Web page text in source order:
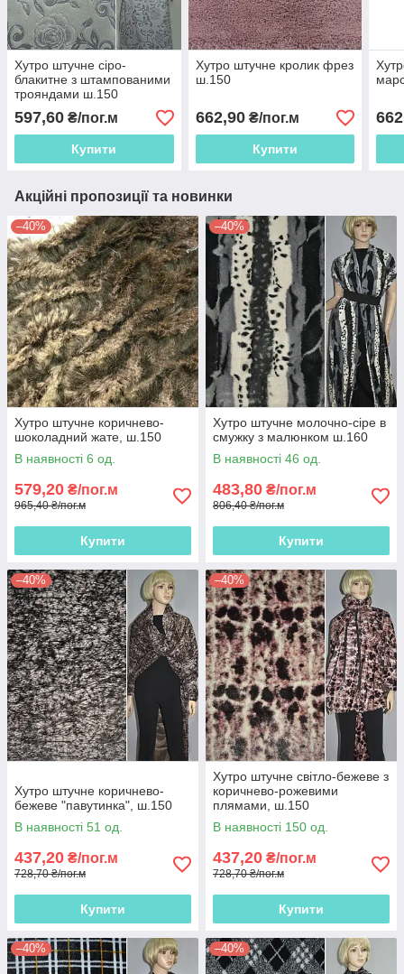
Хутро штучне сіро-
блакитне з штампованими
трояндами ш.150
597,60 ₴/пог.м
Купити
Хутро штучне кролик фрез
ш.150
662,90₴/пог.м
Купити
Акційні пропозиції та новинки
–40%
Хутро штучне коричнево-
шоколадний жате, ш.150
В наявності 6 од.
579,20 ₴/пог.м
965,40 ₴/пог.м
Купити
–40%
Хутро штучне молочно-сіре в
смужку з малюнком ш.160
В наявності 46 од.
483,80 ₴/пог.м
806,40 ₴/пог.м
Купити
–40%
Хутро штучне коричнево-
бежеве "павутинка", ш.150
В наявності 51 од.
437,20 ₴/пог.м
728,70 ₴/пог.м
Купити
–40%
Хутро штучне світло-бежеве з
коричнево-рожевими
плямами, ш.150
В наявності 150 од.
437,20 ₴/пог.м
728,70 ₴/пог.м
Купити
–40% –40%